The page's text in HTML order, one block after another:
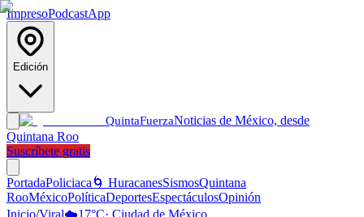
ImpresoPodcastApp
Edición
QuintaFuerzaNoticias de México, desde
Quintana Roo
Suscríbete gratis
PortadaPoliciaca 🌀 HuracanesSismosQuintana
RooMéxicoPolíticaDeportesEspectáculosOpinión
Inicio/Viral☁️17°C· Ciudad de México